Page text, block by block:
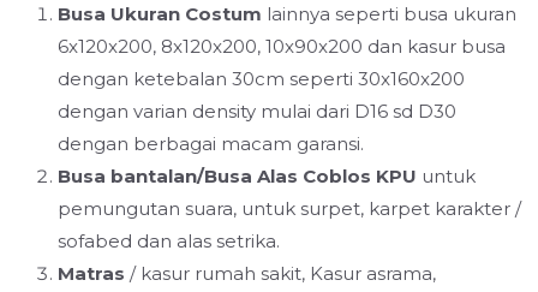
Busa Ukuran Costum lainnya seperti busa ukuran
6x120x200, 8x120x200, 10x90x200 dan kasur busa
dengan ketebalan 30cm seperti 30x160x200
dengan varian density mulai dari D16 sd D30
dengan berbagai macam garansi.
Busa bantalan/Busa Alas Coblos KPU untuk
pemungutan suara, untuk surpet, karpet karakter /
sofabed dan alas setrika.
Matras / kasur rumah sakit, Kasur asrama,